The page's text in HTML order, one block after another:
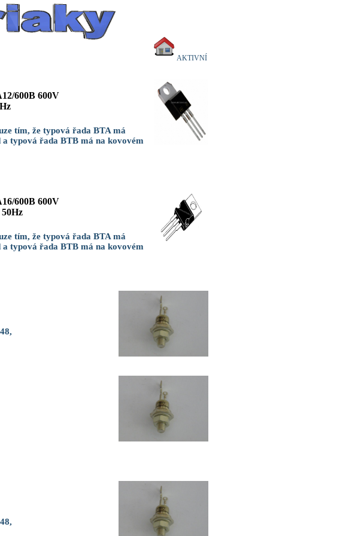
AKTIVNÍ
600B 600V
tím, že typová řada BTA má
typová řada BTB má na kovovém
600B 600V
tím, že typová řada BTA má
typová řada BTB má na kovovém